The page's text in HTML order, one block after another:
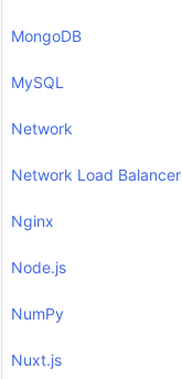
MongoDB
MySQL
Network
Network Load Balancer
Nginx
Node.js
NumPy
Nuxt.js